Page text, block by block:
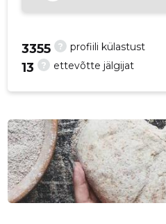
? profiili külastust
3355
? ettevõtte jälgijat
13